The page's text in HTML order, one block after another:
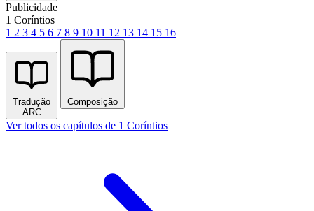
Publicidade
1 Coríntios
1 2 3 4 5 6 7 8 9 10 11 12 13 14 15 16
Tradução
ARC
Composição
Ver todos os capítulos de 1 Coríntios